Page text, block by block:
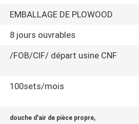
EMBALLAGE DE PLOWOOD
8 jours ouvrables
/FOB/CIF/ départ usine CNF
100sets/mois
douche d'air de pièce propre,